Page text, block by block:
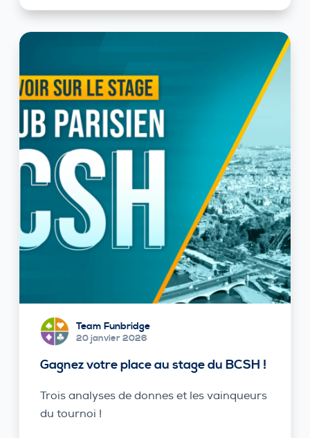
Team Funbridge
20 janvier 2026
Gagnez votre place au stage du BCSH !
Trois analyses de donnes et les vainqueurs
du tournoi !